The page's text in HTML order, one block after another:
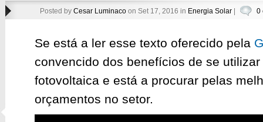
Posted by Cesar Luminacoon Set 17, 2016 in Energia Solar| 0
Se está a ler esse texto oferecido pela
convencido dos benefícios de se
fotovoltaica e está a procurar pelas
orçamentos no setor.